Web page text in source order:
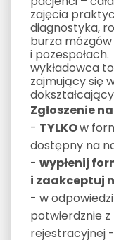
zajęcia
diagnostyka,
burza
i pozespołach.
wykładowca
zajmujący się
Zgłoszenie
- TYLKOw
dostępny na
- wypłenij
i zaakceptuj
- w
potwierdznie
rejestracyjnej -